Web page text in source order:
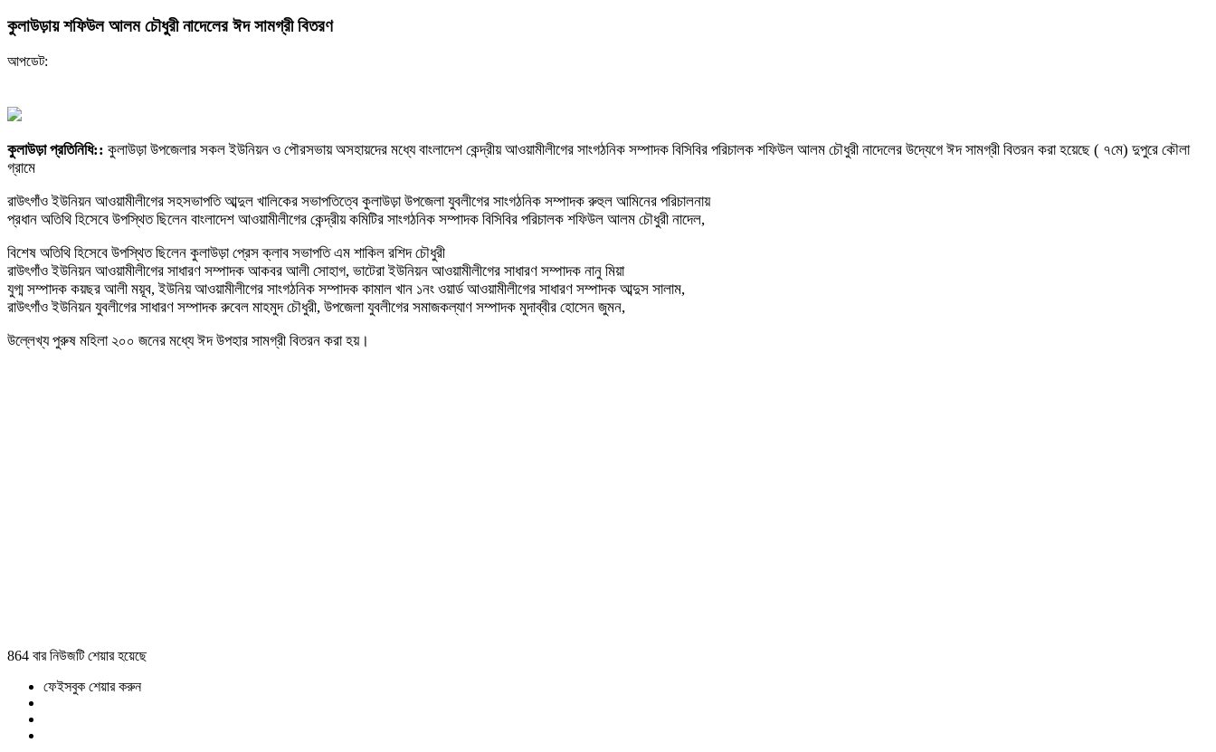
কুলাউড়ায় শফিউল আলম চৌধুরী নাদেলের ঈদ সামগ্রী বিতরণ
আপডেট:
কুলাউড়া প্রতিনিধি:: কুলাউড়া উপজেলার সকল ইউনিয়ন ও পৌরসভায় অসহায়দের মধ্যে বাংলাদেশ কেন্দ্রীয় আওয়ামীলীগের সাংগঠনিক সম্পাদক বিসিবির পরিচালক শফিউল আলম চৌধুরী নাদেলের উদ্যেগে ঈদ সামগ্রী বিতরন করা হয়েছে ( ৭মে) দুপুরে কৌলা
গ্রামে
রাউৎগাঁও ইউনিয়ন আওয়ামীলীগের সহসভাপতি আব্দুল খালিকের সভাপতিত্বে কুলাউড়া উপজেলা যুবলীগের সাংগঠনিক সম্পাদক রুহুল আমিনের পরিচালনায়
প্রধান অতিথি হিসেবে উপস্থিত ছিলেন বাংলাদেশ আওয়ামীলীগের কেন্দ্রীয় কমিটির সাংগঠনিক সম্পাদক বিসিবির পরিচালক শফিউল আলম চৌধুরী নাদেল,
বিশেষ অতিথি হিসেবে উপস্থিত ছিলেন কুলাউড়া প্রেস ক্লাব সভাপতি এম শাকিল রশিদ চৌধুরী
রাউৎগাঁও ইউনিয়ন আওয়ামীলীগের সাধারণ সম্পাদক আকবর আলী সোহাগ, ভাটেরা ইউনিয়ন আওয়ামীলীগের সাধারণ সম্পাদক নানু মিয়া
যুগ্ম সম্পাদক কয়ছর আলী ময়ূব, ইউনিয় আওয়ামীলীগের সাংগঠনিক সম্পাদক কামাল খান ১নং ওয়ার্ড আওয়ামীলীগের সাধারণ সম্পাদক আব্দুস সালাম,
রাউৎগাঁও ইউনিয়ন যুবলীগের সাধারণ সম্পাদক রুবেল মাহমুদ চৌধুরী, উপজেলা যুবলীগের সমাজকল্যাণ সম্পাদক মুদাব্বীর হোসেন জুমন,
উল্লেখ্য পুরুষ মহিলা ২০০ জনের মধ্যে ঈদ উপহার সামগ্রী বিতরন করা হয়।
864 বার নিউজটি শেয়ার হয়েছে
ফেইসবুক শেয়ার করুন